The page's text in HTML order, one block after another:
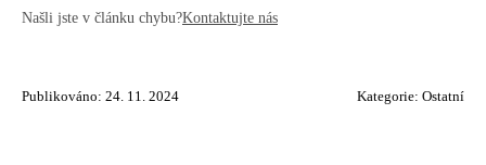
Našli jste v článku chybu?Kontaktujte nás
Publikováno: 24. 11. 2024 Kategorie: Ostatní